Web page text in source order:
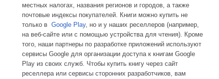
местных налогах, названия регионов и городов, а также
почтовые индексы покупателей. Книги можно купить не
только в Google Play, но и у наших реселлеров (например,
на веб-сайте или с помощью устройства для чтения). Кроме
того, наши партнеры по разработке приложений используют
сервисы Google для организации доступа к книгам Google
Play из своих служб. Чтобы купить книгу через сайт
реселлера или сервисы сторонних разработчиков, вам